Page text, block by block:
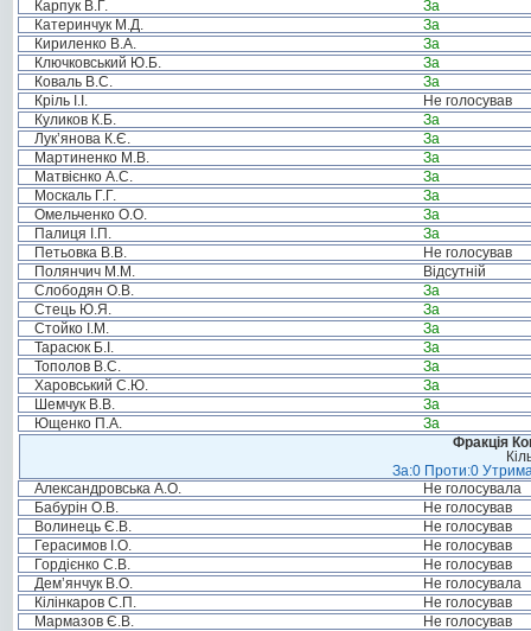
Карпук В.Г.
За
Катеринчук М.Д.
За
Кириленко В.А.
За
Ключковський Ю.Б.
За
Коваль В.С.
За
Кріль І.І.
Не голосував
Куликов К.Б.
За
Лук’янова К.Є.
За
Мартиненко М.В.
За
Матвієнко А.С.
За
Москаль Г.Г.
За
Омельченко О.О.
За
Палиця І.П.
За
Петьовка В.В.
Не голосував
Полянчич М.М.
Відсутній
Слободян О.В.
За
Стець Ю.Я.
За
Стойко І.М.
За
Тарасюк Б.І.
За
Тополов В.С.
За
Харовський С.Ю.
За
Шемчук В.В.
За
Ющенко П.А.
За
Фракція
За:0 Проти:0
Александровська А.О.
Не голосувала
Бабурін О.В.
Не голосував
Волинець Є.В.
Не голосував
Герасимов І.О.
Не голосував
Гордієнко С.В.
Не голосував
Дем’янчук В.О.
Не голосувала
Кілінкаров С.П.
Не голосував
Мармазов Є.В.
Не голосував